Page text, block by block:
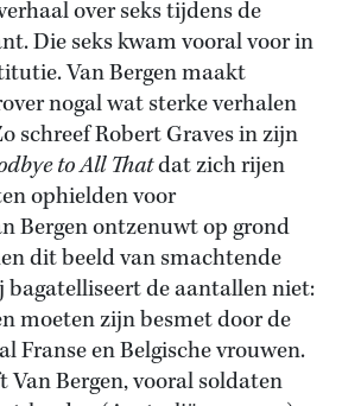
over seks tijdens de
Die seks kwam vooral voor in
Van Bergen maakt
nogal wat sterke verhalen
schreef Robert Graves in zijn
to All Thatdat zich rijen
ophielden voor
Bergen ontzenuwt op grond
dit beeld van smachtende
bagatelliseert de aantallen niet:
moeten zijn besmet door de
Franse en Belgische vrouwen.
Bergen, vooral soldaten